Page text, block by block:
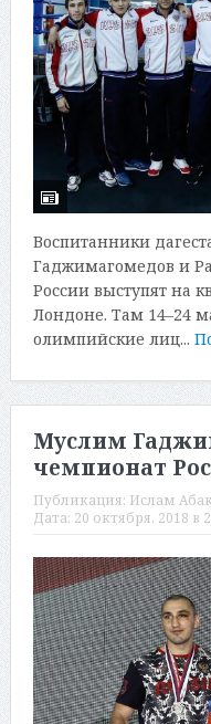
Воспитанники
Гаджимагомедов и
России выступят на
Лондоне. Там 14–24
олимпийские лиц...
Муслим
чемпионат
Публикация: Ислам
Дата: 20 октября, 2018 в